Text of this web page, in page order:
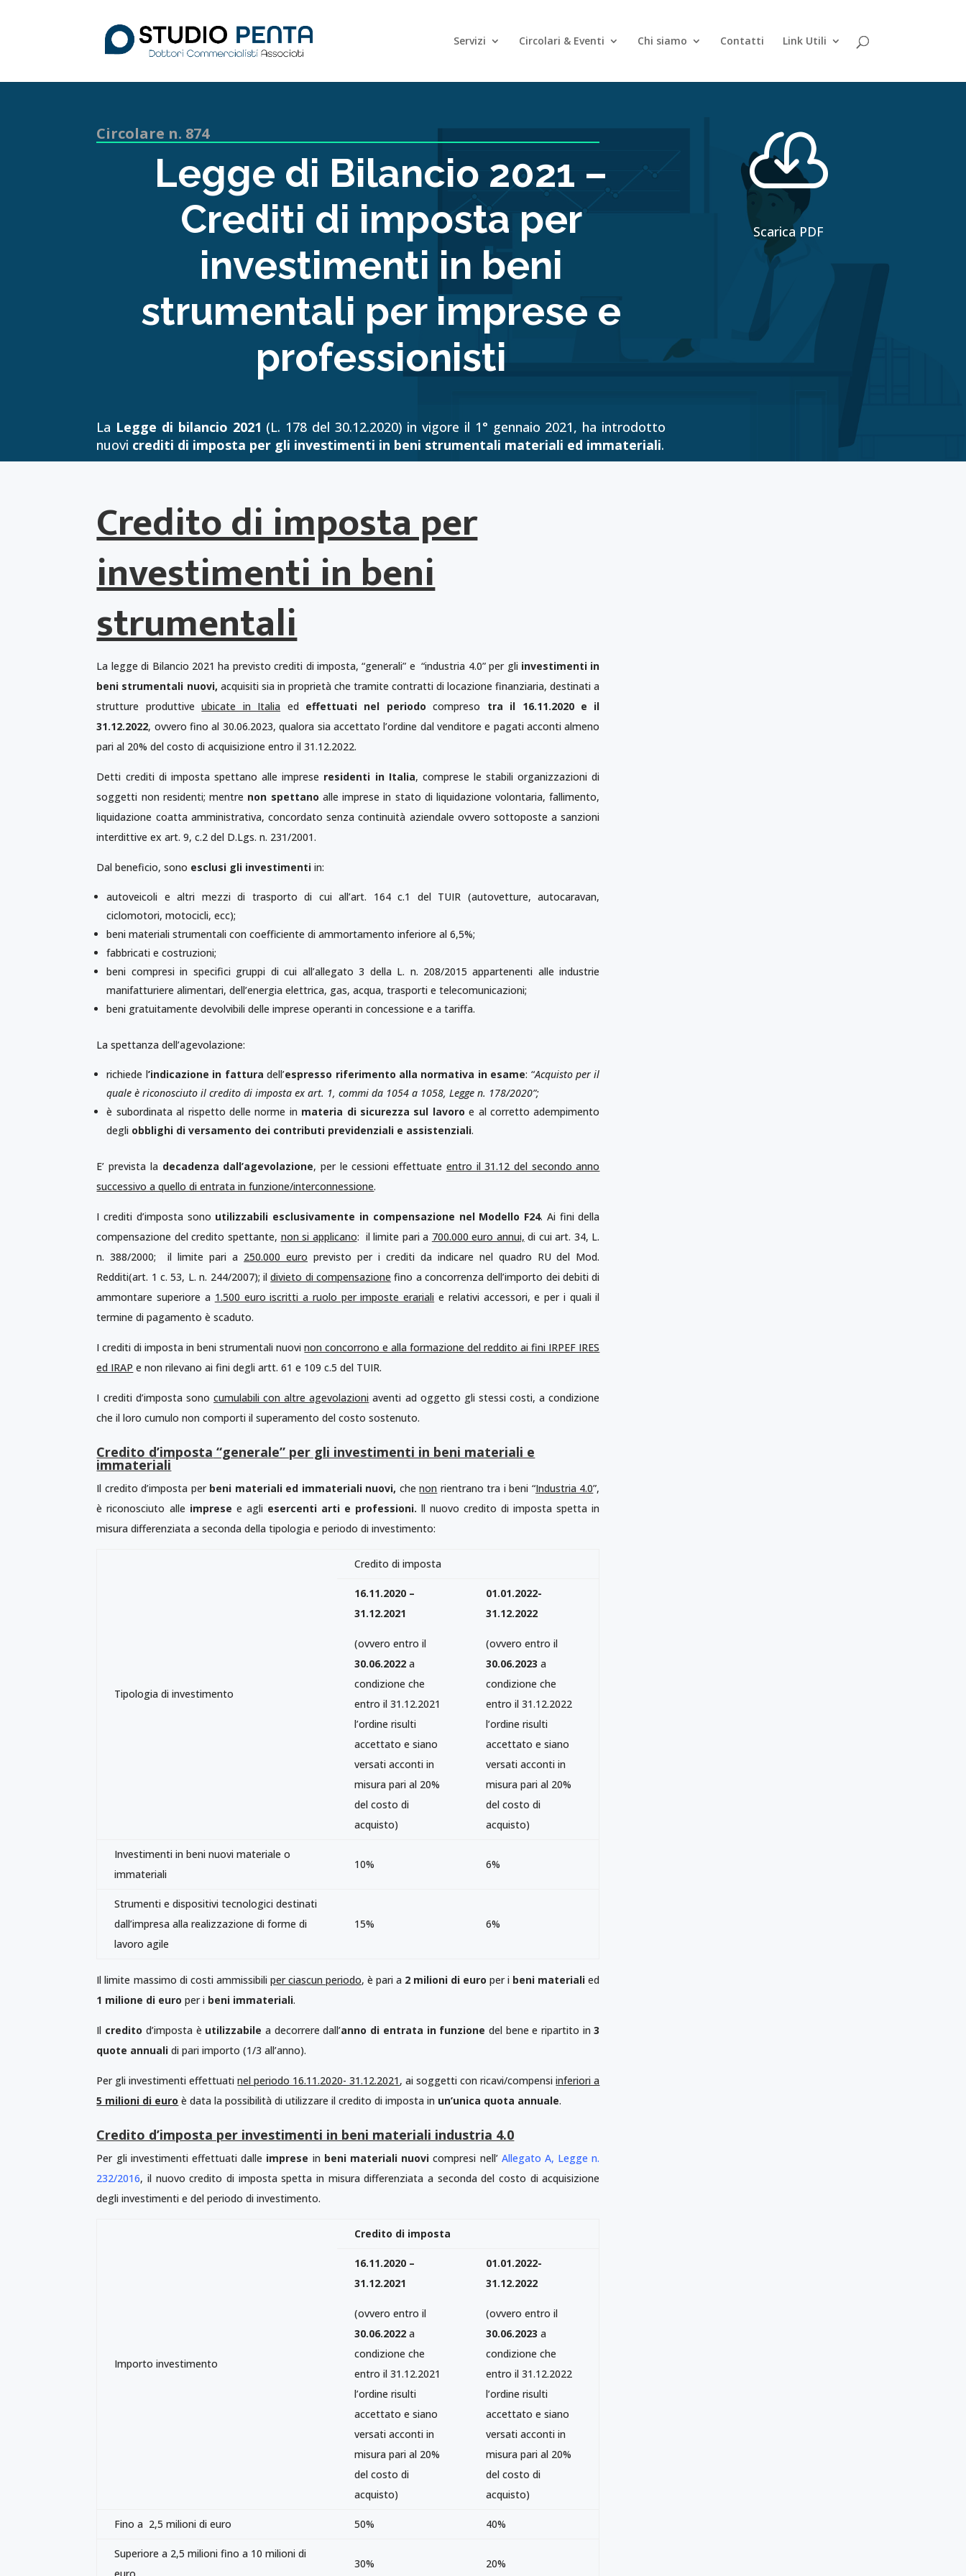
Servizi Circolari & Eventi Chi siamo Contatti Link Utili
Circolare n. 874
Legge di Bilancio 2021 –
Crediti di imposta per
investimenti in beni
strumentali per imprese e
professionisti
La Legge di bilancio 2021 (L. 178 del 30.12.2020) in vigore il 1° gennaio 2021, ha introdotto
nuovi crediti di imposta per gli investimenti in beni strumentali materiali ed immateriali.

Scarica PDF
Credito di imposta per
investimenti in beni
strumentali
La legge di Bilancio 2021 ha previsto crediti di imposta, “generali” e “industria 4.0” per gli investimenti in
beni strumentali nuovi, acquisiti sia in proprietà che tramite contratti di locazione finanziaria, destinati a
strutture produttiveubicate in Italia ed effettuati nel periodo compreso tra il 16.11.2020 e il
31.12.2022, ovvero fino al 30.06.2023, qualora sia accettato l’ordine dal venditore e pagati acconti almeno
pari al 20% del costo di acquisizione entro il 31.12.2022.
Detti crediti di imposta spettano alle imprese residenti in Italia, comprese le stabili organizzazioni di
soggetti non residenti; mentre non spettano alle imprese in stato di liquidazione volontaria, fallimento,
liquidazione coatta amministrativa, concordato senza continuità aziendale ovvero sottoposte a sanzioni
interdittive ex art. 9, c.2 del D.Lgs. n. 231/2001.
Dal beneficio, sono esclusi gli investimenti in:
autoveicoli e altri mezzi di trasporto di cui all’art. 164 c.1 del TUIR (autovetture, autocaravan,
ciclomotori, motocicli, ecc);
beni materiali strumentali con coefficiente di ammortamento inferiore al 6,5%;
fabbricati e costruzioni;
beni compresi in specifici gruppi di cui all’allegato 3 della L. n. 208/2015 appartenenti alle industrie
manifatturiere alimentari, dell’energia elettrica, gas, acqua, trasporti e telecomunicazioni;
beni gratuitamente devolvibili delle imprese operanti in concessione e a tariffa.
La spettanza dell’agevolazione:
richiede l’indicazione in fattura dell’espresso riferimento alla normativa in esame: “Acquisto per il
quale è riconosciuto il credito di imposta ex art. 1, commi da 1054 a 1058, Legge n. 178/2020”;
è subordinata al rispetto delle norme in materia di sicurezza sul lavoro e al corretto adempimento
degli obblighi di versamento dei contributi previdenziali e assistenziali.
E’ prevista la decadenza dall’agevolazione, per le cessioni effettuate entro il 31.12 del secondo anno
successivo a quello di entrata in funzione/interconnessione.
I crediti d’imposta sono utilizzabili esclusivamente in compensazione nel Modello F24. Ai fini della
compensazione del credito spettante, non si applicano: il limite pari a 700.000 euro annui, di cui art. 34, L.
n. 388/2000; il limite pari a 250.000 euro previsto per i crediti da indicare nel quadro RU del Mod.
Redditi(art. 1 c. 53, L. n. 244/2007); ildivieto di compensazione fino a concorrenza dell’importo dei debiti di
ammontare superiore a 1.500 euro iscritti a ruolo per imposte erariali e relativi accessori, e per i quali il
termine di pagamento è scaduto.
I crediti di imposta in beni strumentali nuovinon concorrono e alla formazione del reddito ai fini IRPEF IRES
ed IRAP e non rilevano ai fini degli artt. 61 e 109 c.5 del TUIR.
I crediti d’imposta sono cumulabili con altre agevolazioni aventi ad oggetto gli stessi costi, a condizione
che il loro cumulo non comporti il superamento del costo sostenuto.
Credito d’imposta “generale” per gli investimenti in beni materiali e
immateriali
Il credito d’imposta per beni materiali ed immateriali nuovi, chenon rientrano tra i beni “Industria 4.0”,
è riconosciuto alle imprese e agli esercenti arti e professioni.ll nuovo credito di imposta spetta in
misura differenziata a seconda della tipologia e periodo di investimento:
Tipologia di investimento
Credito di imposta
16.11.2020 –
31.12.2021
(ovvero entro il
30.06.2022 a
condizione che
entro il 31.12.2021
l’ordine risulti
accettato e siano
versati acconti in
misura pari al 20%
del costo di
acquisto)
01.01.2022-
31.12.2022
(ovvero entro il
30.06.2023 a
condizione che
entro il 31.12.2022
l’ordine risulti
accettato e siano
versati acconti in
misura pari al 20%
del costo di
acquisto)
Investimenti in beni nuovi materiale o
immateriali
10% 6%
Strumenti e dispositivi tecnologici destinati
dall’impresa alla realizzazione di forme di
lavoro agile
15% 6%
Il limite massimo di costi ammissibili per ciascun periodo, è pari a 2 milioni di europer i beni materiali ed
1 milione di europer i beni immateriali.
Il credito d’imposta è utilizzabile a decorrere dall’anno di entrata in funzione del bene e ripartito in3
quote annuali di pari importo (1/3 all’anno).
Per gli investimenti effettuatinel periodo 16.11.2020- 31.12.2021, ai soggetti con ricavi/compensiinferiori a
5 milioni di euro è data la possibilità di utilizzare il credito di imposta in un’unica quota annuale.
Credito d’imposta per investimenti in beni materiali industria 4.0
Per gli investimenti effettuati dalle imprese in beni materiali nuovicompresi nell’ Allegato A, Legge n.
232/2016, il nuovo credito di imposta spetta in misura differenziata a seconda del costo di acquisizione
degli investimenti e del periodo di investimento.
Importo investimento
Credito di imposta
16.11.2020 –
31.12.2021
(ovvero entro il
30.06.2022 a
condizione che
entro il 31.12.2021
l’ordine risulti
accettato e siano
versati acconti in
misura pari al 20%
del costo di
acquisto)
01.01.2022-
31.12.2022
(ovvero entro il
30.06.2023 a
condizione che
entro il 31.12.2022
l’ordine risulti
accettato e siano
versati acconti in
misura pari al 20%
del costo di
acquisto)
Fino a 2,5 milioni di euro 50% 40%
Superiore a 2,5 milioni fino a 10 milioni di
30% 20%